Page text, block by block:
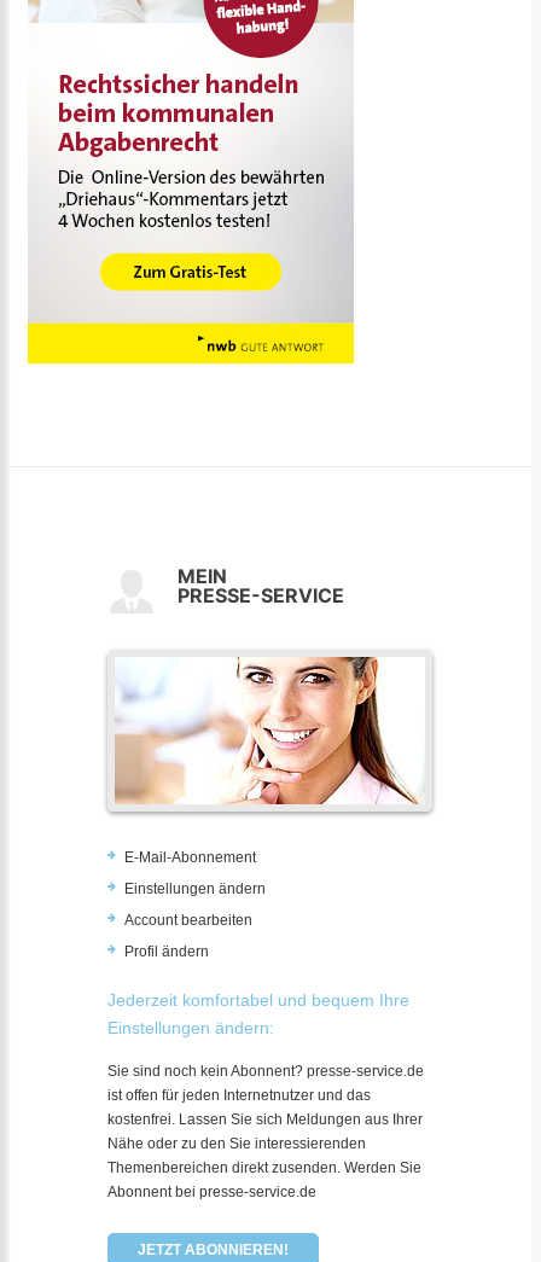
MEIN
PRESSE-SERVICE
E-Mail-Abonnement
Einstellungen ändern
Account bearbeiten
Profil ändern
Jederzeit komfortabel und bequem Ihre
Einstellungen ändern:
Sie sind noch kein Abonnent? presse-service.de
ist offen für jeden Internetnutzer und das
kostenfrei. Lassen Sie sich Meldungen aus Ihrer
Nähe oder zu den Sie interessierenden
Themenbereichen direkt zusenden. Werden Sie
Abonnent bei presse-service.de
JETZT ABONNIEREN!